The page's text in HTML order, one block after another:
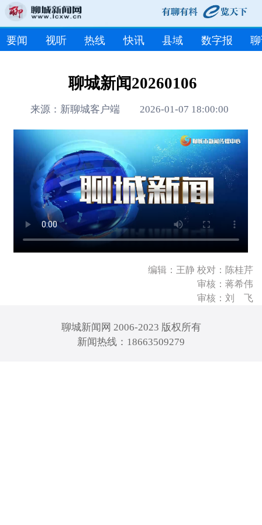
要闻 视听 热线 快讯 县域 数字报
聊城新闻20260106
来源：新聊城客户端 2026-01-07 18:00:00
编辑：王静 校对：陈桂芹
审核：蒋希伟
审核：刘 飞
聊城新闻网 2006-2023 版权所有
新闻热线：18663509279